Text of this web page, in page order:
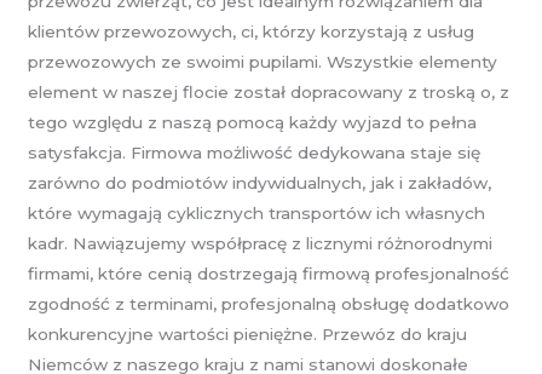
klientów przewozowych, ci, którzy korzystają z usług
przewozowych ze swoimi pupilami. Wszystkie elementy
element w naszej flocie został dopracowany z troską o, z
tego względu z naszą pomocą każdy wyjazd to pełna
satysfakcja. Firmowa możliwość dedykowana staje się
zarówno do podmiotów indywidualnych, jak i zakładów,
które wymagają cyklicznych transportów ich własnych
kadr. Nawiązujemy współpracę z licznymi różnorodnymi
firmami, które cenią dostrzegają firmową profesjonalność
zgodność z terminami, profesjonalną obsługę dodatkowo
konkurencyjne wartości pieniężne. Przewóz do kraju
Niemców z naszego kraju z nami stanowi doskonałe